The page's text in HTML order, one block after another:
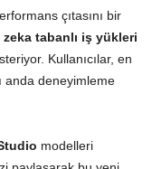
çıtasını bir
tabanlı iş yükleri
Kullanıcılar, en
anda deneyimleme
modelleri